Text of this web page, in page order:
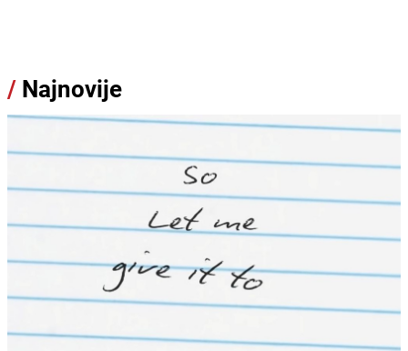
/ Najnovije